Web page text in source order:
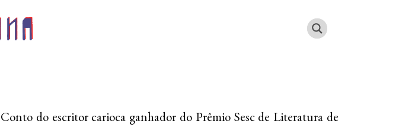
Conto do escritor carioca ganhador do Prêmio Sesc de Literatura de